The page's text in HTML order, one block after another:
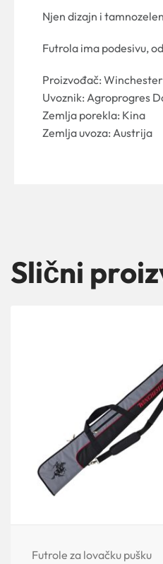
Njen dizajn i
Futrola ima podesivu,
Proizvođač: Winchester
Uvoznik: Agroprogres
Zemlja porekla: Kina
Zemlja uvoza: Austrija
Slični
Futrole za lovačku pušku